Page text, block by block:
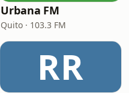
Urbana FM
Quito · 103.3 FM
RR